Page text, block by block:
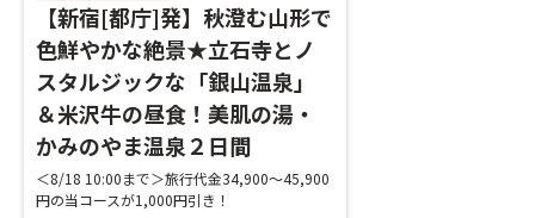
【新宿[都庁]発】秋澄む山形で
色鮮やかな絶景★立石寺とノ
スタルジックな「銀山温泉」
＆米沢牛の昼食！美肌の湯・
かみのやま温泉２日間
＜8/18 10:00まで＞旅行代金34,900～45,900
円の当コースが1,000円引き！